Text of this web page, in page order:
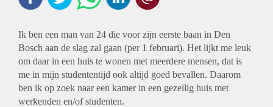
Ik ben een man van 24 die voor zijn eerste baan in Den
Bosch aan de slag zal gaan (per 1 februari). Het lijkt me leuk
om daar in een huis te wonen met meerdere mensen, dat is
me in mijn studententijd ook altijd goed bevallen. Daarom
ben ik op zoek naar een kamer in een gezellig huis met
werkenden en/of studenten.